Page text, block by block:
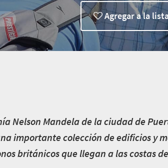
Agregar a la
Nelson Mandela de la ciudad de
importante colección de edificios y
británicos que llegan a las costas